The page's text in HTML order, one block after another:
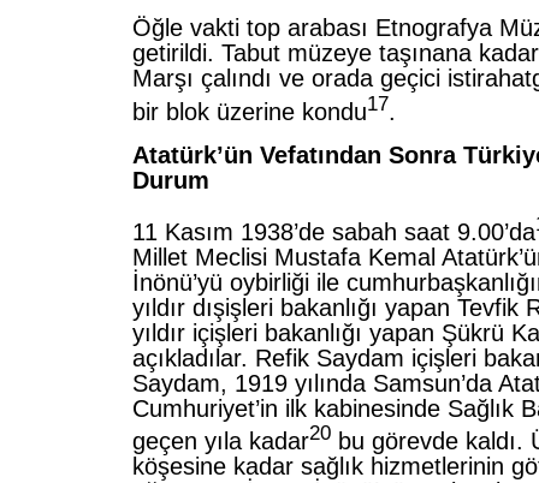
Öğle vakti top arabası Etnografya
getirildi. Tabut müzeye taşınana
Marşı çalındı ve orada geçici
bir blok üzerine kondu17.
Atatürk’ün Vefatından Sonra
Durum
11 Kasım 1938’de sabah saat 9.00’da
Millet Meclisi Mustafa Kemal
İnönü’yü oybirliği ile
yıldır dışişleri bakanlığı yapan Tevfik
yıldır içişleri bakanlığı yapan Şükrü
açıkladılar. Refik Saydam içişleri
Saydam, 1919 yılında Samsun’da
Cumhuriyet’in ilk kabinesinde Sağlık
geçen yıla kadar20 bu görevde kaldı.
köşesine kadar sağlık hizmetlerinin